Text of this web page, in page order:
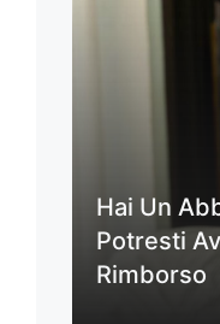
Hai Un
Potresti
Rimborso